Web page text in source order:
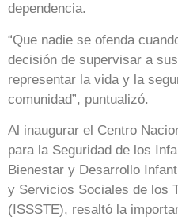
dependencia.
“Que nadie se ofenda
decisión de supervisar a
representar la vida y la
comunidad”, puntualizó.
Al inaugurar el Centro
para la Seguridad de los
Bienestar y Desarrollo
y Servicios Sociales de los
(ISSSTE), resaltó la